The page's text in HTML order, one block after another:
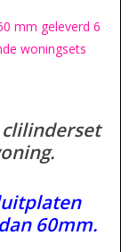
mm geleverd 6
woningsets
60mm.